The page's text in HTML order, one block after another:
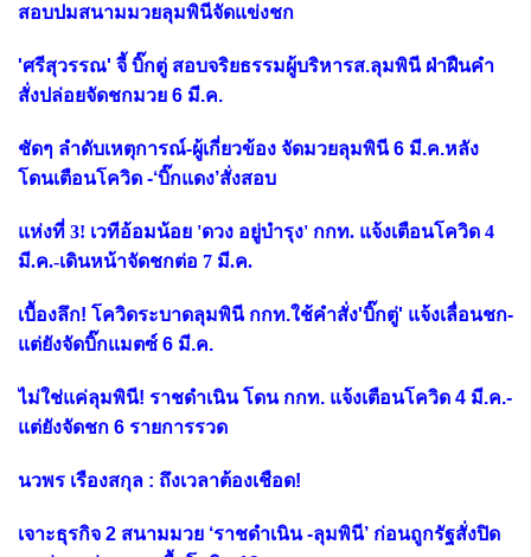
สอบปมสนามมวยลุมพินีจัดแข่งชก
'ศรีสุวรรณ' จี้ บิ๊กตู่ สอบจริยธรรมผู้บริหารส.ลุมพินี ฝ่าฝืนคำ
สั่งปล่อยจัดชกมวย 6 มี.ค.
ชัดๆ ลำดับเหตุการณ์-ผู้เกี่ยวข้อง จัดมวยลุมพินี 6 มี.ค.หลัง
โดนเตือนโควิด -‘บิ๊กแดง’สั่งสอบ
แห่งที่ 3! เวทีอ้อมน้อย 'ดวง อยู่บำรุง' กกท. แจ้งเตือนโควิด 4
มี.ค.-เดินหน้าจัดชกต่อ 7 มี.ค.
เบื้องลึก! โควิดระบาดลุมพินี กกท.ใช้คำสั่ง'บิ๊กตู่' แจ้งเลื่อนชก-
แต่ยังจัดบิ๊กแมตซ์ 6 มี.ค.
ไม่ใช่แค่ลุมพินี! ราชดำเนิน โดน กกท. แจ้งเตือนโควิด 4 มี.ค.-
แต่ยังจัดชก 6 รายการรวด
นวพร เรืองสกุล : ถึงเวลาต้องเชือด!
เจาะธุรกิจ 2 สนามมวย ‘ราชดำเนิน -ลุมพินี’ ก่อนถูกรัฐสั่งปิด